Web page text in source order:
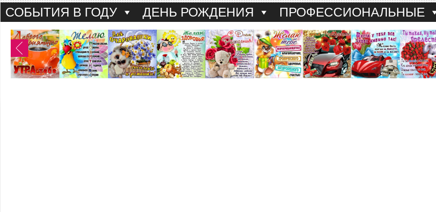
СОБЫТИЯ В ГОДУ ДЕНЬ РОЖДЕНИЯ ПРОФЕССИОНАЛЬНЫЕ